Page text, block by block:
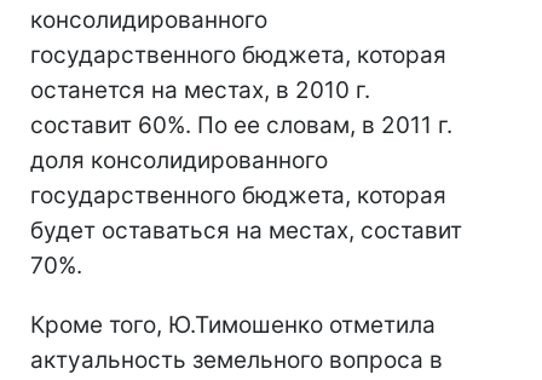
консолидированного
государственного бюджета, которая
останется на местах, в 2010 г.
составит 60%. По ее словам, в 2011 г.
доля консолидированного
государственного бюджета, которая
будет оставаться на местах, составит
70%.
Кроме того, Ю.Тимошенко отметила
актуальность земельного вопроса в